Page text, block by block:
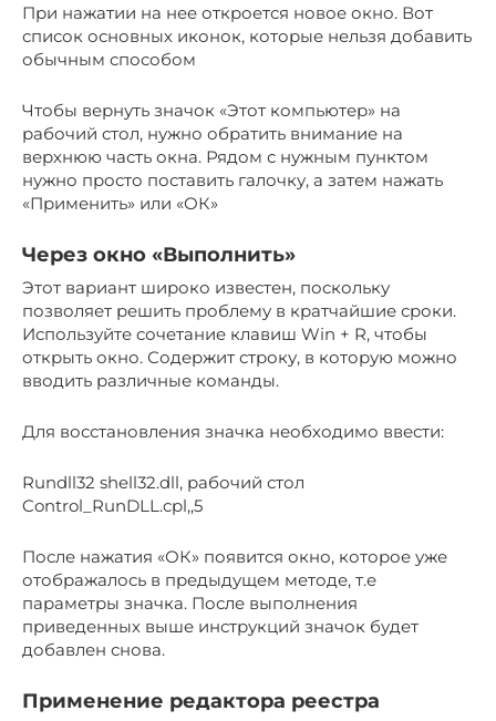
При нажатии на нее откроется новое окно. Вот
список основных иконок, которые нельзя добавить
обычным способом
Чтобы вернуть значок «Этот компьютер» на
рабочий стол, нужно обратить внимание на
верхнюю часть окна. Рядом с нужным пунктом
нужно просто поставить галочку, а затем нажать
«Применить» или «ОК»
Через окно «Выполнить»
Этот вариант широко известен, поскольку
позволяет решить проблему в кратчайшие сроки.
Используйте сочетание клавиш Win + R, чтобы
открыть окно. Содержит строку, в которую можно
вводить различные команды.
Для восстановления значка необходимо ввести:
Rundll32 shell32.dll, рабочий стол
Control_RunDLL.cpl,,5
После нажатия «ОК» появится окно, которое уже
отображалось в предыдущем методе, т.е
параметры значка. После выполнения
приведенных выше инструкций значок будет
добавлен снова.
Применение редактора реестра